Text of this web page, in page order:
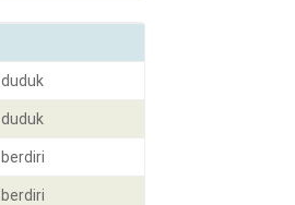
duduk
duduk
berdiri
berdiri